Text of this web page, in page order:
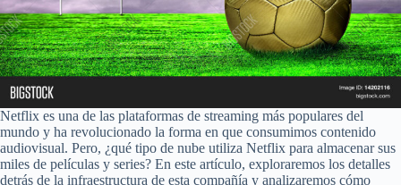
Netflix es una de las plataformas de streaming más populares del
mundo y ha revolucionado la forma en que consumimos contenido
audiovisual. Pero, ¿qué tipo de nube utiliza Netflix para almacenar sus
miles de películas y series? En este artículo, exploraremos los detalles
detrás de la infraestructura de esta compañía y analizaremos cómo